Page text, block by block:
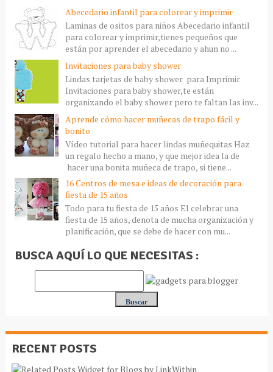
Abecedario infantil para colorear y imprimir
Laminas de ositos para niños Abecedario infantil
para colorear y imprimir,tienes pequeños que
están por aprender el abecedario y ahun no ...
Invitaciones para baby shower
Lindas tarjetas de baby shower para Imprimir
Invitaciones para baby shower,te están
organizando el baby shower pero te faltan las inv...
Aprende cómo hacer muñecas de trapo fácil y
bonito
Vídeo tutorial para hacer lindas muñequitas Haz
un regalo hecho a mano, y que mejor idea la de
hacer una bonita muñeca de trapo, si tiene...
16 Centros de mesa e ideas de decoración para
fiesta de 15 años
Todo para tu fiesta de 15 años El celebrar una
fiesta de 15 años, denota de mucha organización y
planificación, que se debe de hacer con mu...
BUSCA AQUÍ LO QUE NECESITAS :
RECENT POSTS